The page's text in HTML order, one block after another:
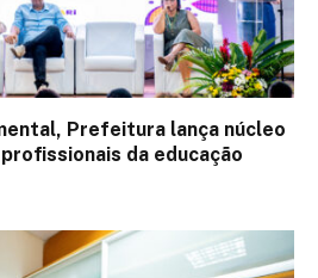
Prefeitura lança núcleo
da educação